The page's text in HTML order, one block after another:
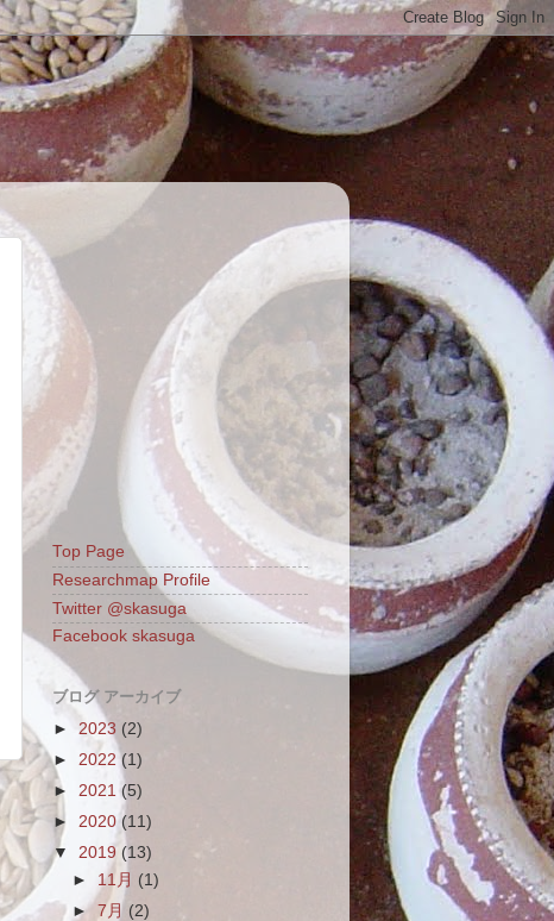
Top Page
Researchmap Profile
Twitter @skasuga
Facebook skasuga
ブログ アーカイブ
► 2023 (2)
► 2022 (1)
► 2021 (5)
► 2020 (11)
▼ 2019 (13)
► 11月 (1)
►7月 (2)